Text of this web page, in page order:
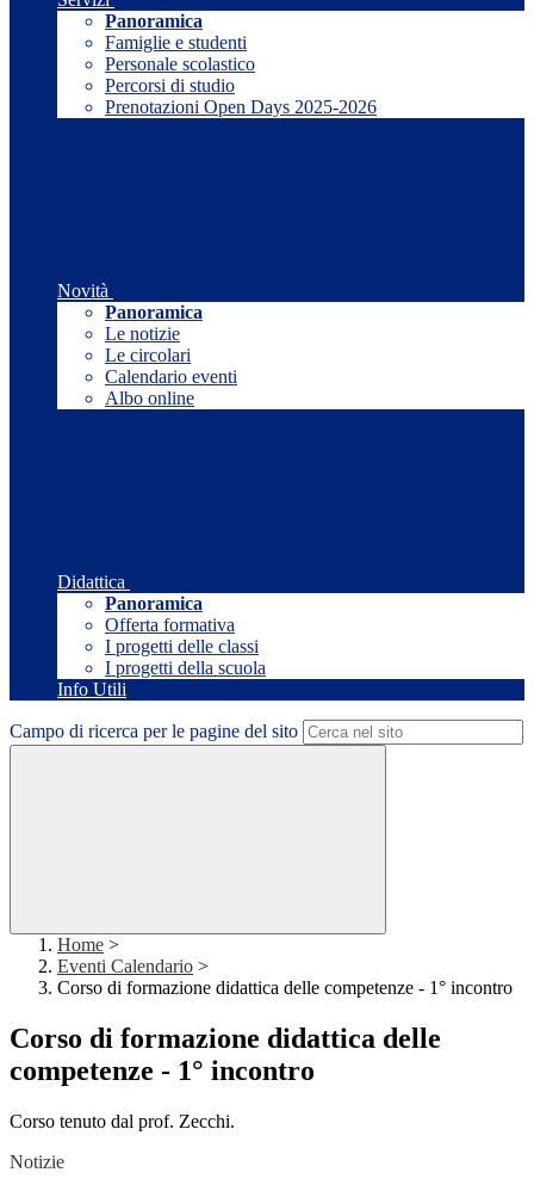
Panoramica
Famiglie e studenti
Personale scolastico
Percorsi di studio
Prenotazioni Open Days 2025-2026
Novità
Panoramica
Le notizie
Le circolari
Calendario eventi
Albo online
Didattica
Panoramica
Offerta formativa
I progetti delle classi
I progetti della scuola
Info Utili
Campo di ricerca per le pagine del sito
Home >
Eventi Calendario >
Corso di formazione didattica delle competenze - 1° incontro
Corso di formazione didattica delle
competenze - 1° incontro
Corso tenuto dal prof. Zecchi.
Notizie